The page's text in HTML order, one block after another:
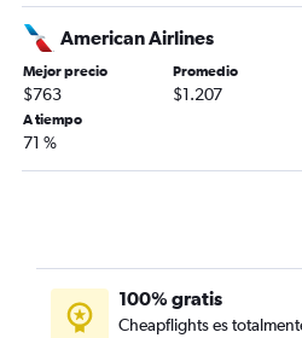
American Airlines
Mejor precio
$763
Promedio
$1.207
A tiempo
71 %
100% gratis
Cheapflights es